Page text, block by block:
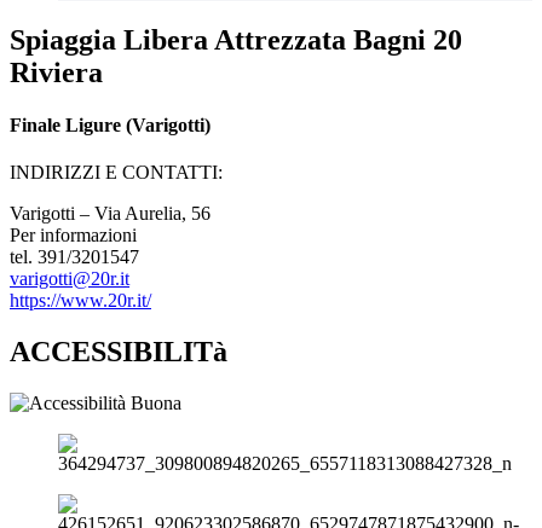
Spiaggia Libera Attrezzata Bagni 20
Riviera
Finale Ligure (Varigotti)
INDIRIZZI E CONTATTI:​
Varigotti – Via Aurelia, 56
Per informazioni
tel. 391/3201547
varigotti@20r.it
https://www.20r.it/
ACCESSIBILITà